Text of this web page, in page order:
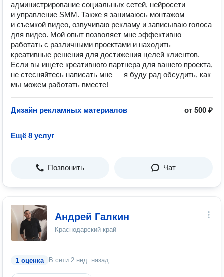
администрирование социальных сетей, нейросети
и управление SMM. Также я занимаюсь монтажом
и съемкой видео, озвучиваю рекламу и записываю голоса
для видео. Мой опыт позволяет мне эффективно
работать с различными проектами и находить
креативные решения для достижения целей клиентов.
Если вы ищете креативного партнера для вашего проекта,
не стесняйтесь написать мне — я буду рад обсудить, как
мы можем работать вместе!
Дизайн рекламных материалов от 500 ₽
Ещё 8 услуг
Позвонить Чат
Андрей Галкин
Краснодарский край
1 оценка В сети 2 нед. назад